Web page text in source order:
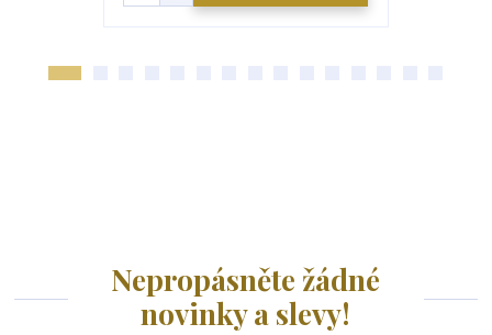
Nepropásněte žádné
novinky a slevy!